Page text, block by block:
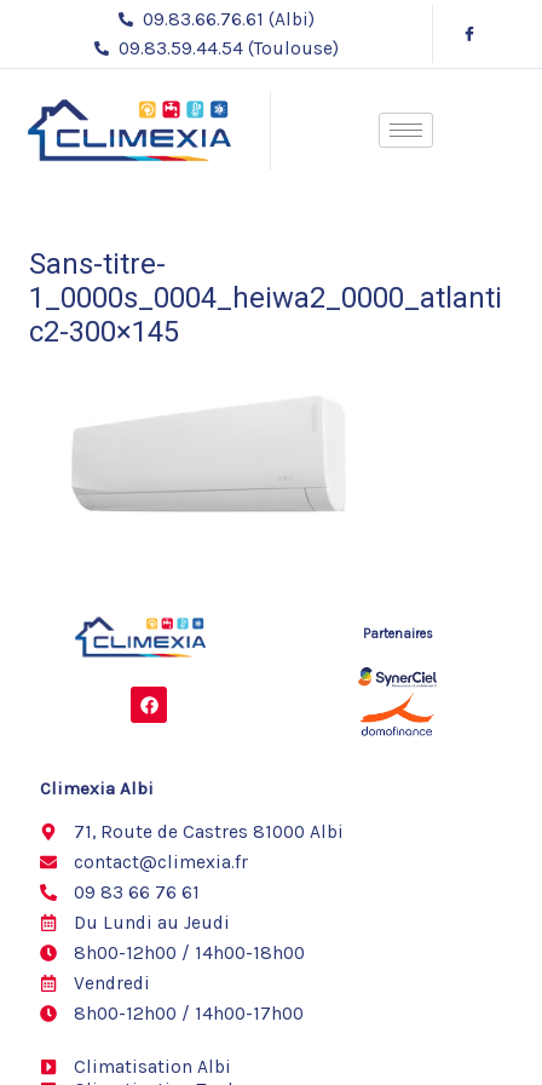
contenu
09.83.66.76.61 (Albi)
09.83.59.44.54 (Toulouse)
Sans-titre-
1_0000s_0004_heiwa2_0000_atlanti
c2-300×145
F
a
c
o
Partenaires
Climexia Albi
71, Route de Castres 81000 Albi
contact@climexia.fr
09 83 66 76 61
Du Lundi au Jeudi
8h00-12h00 / 14h00-18h00
Vendredi
8h00-12h00 / 14h00-17h00
Climatisation Albi